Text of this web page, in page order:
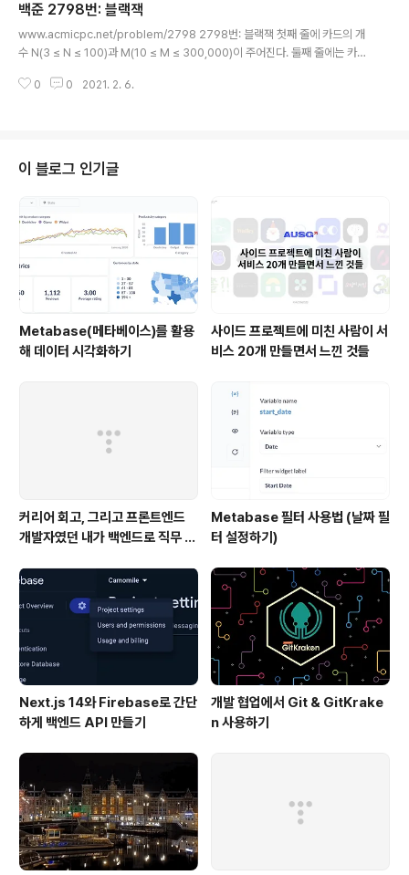
s") 시도 횟수: 1 구현 포인트: 써지는대로 쓰지 말고 생각하고 쓰자
백준 2798번: 블랙잭
www.acmicpc.net/problem/2798 2798번: 블랙잭 첫째 줄에 카드의 개
수 N(3 ≤ N ≤ 100)과 M(10 ≤ M ≤ 300,000)이 주어진다. 둘째 줄에는 카드
이 M을 넘지 않는 카드 3장 www.acmicpc.net 구현 언어: 파이썬 sum = 0
0 0 2021. 2. 6.
이 블로그 인기글
Metabase(메타베이스)를 활용
해 데이터 시각화하기
사이드 프로젝트에 미친 사람이 서
비스 20개 만들면서 느낀 것들
커리어 회고, 그리고 프론트엔드
개발자였던 내가 백엔드로 직무 전
Metabase 필터 사용법 (날짜 필
터 설정하기)
Next.js 14와 Firebase로 간단
하게 백엔드 API 만들기
개발 협업에서 Git & GitKrake
n 사용하기